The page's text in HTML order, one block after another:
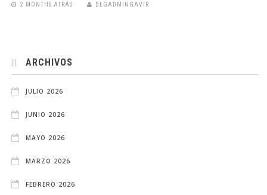
2 MONTHS ATRÁS BLGADMINGAVIR
ARCHIVOS
JULIO 2026
JUNIO 2026
MAYO 2026
MARZO 2026
FEBRERO 2026